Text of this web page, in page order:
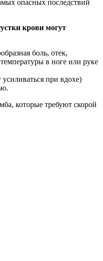
опасных последствий
крови могут
боль, отек,
в ноге или руке
при вдохе)
которые требуют скорой